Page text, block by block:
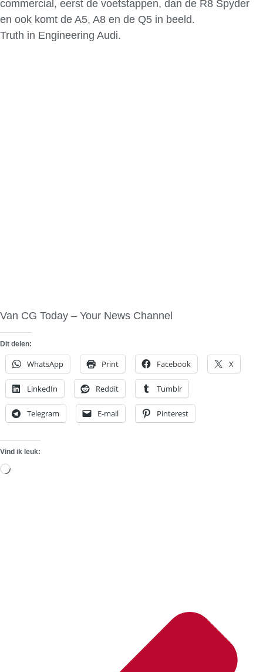
commercial, eerst de voetstappen, dan de R8 Spyder
en ook komt de A5, A8 en de Q5 in beeld.
Truth in Engineering Audi.
Van CG Today – Your News Channel
Dit delen:
WhatsApp Print Facebook X
LinkedIn Reddit Tumblr
Telegram E-mail Pinterest
Vind ik leuk:
Aan